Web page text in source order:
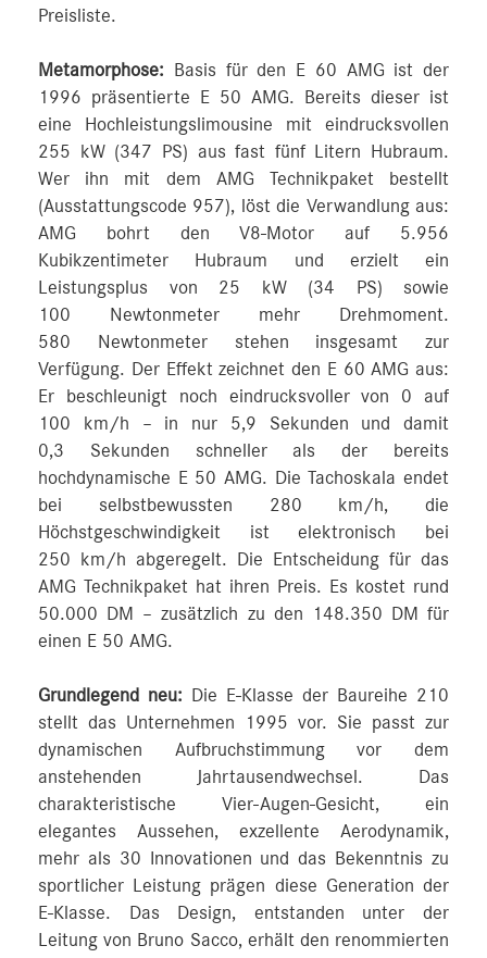
Preisliste.
Metamorphose: Basis für den E 60 AMG ist der
1996 präsentierte E 50 AMG. Bereits dieser ist
eine Hochleistungslimousine mit eindrucksvollen
255 kW (347 PS) aus fast fünf Litern Hubraum.
Wer ihn mit dem AMG Technikpaket bestellt
(Ausstattungscode 957), löst die Verwandlung aus:
AMG bohrt den V8-Motor auf 5.956
Kubikzentimeter Hubraum und erzielt ein
Leistungsplus von 25 kW (34 PS) sowie
100 Newtonmeter mehr Drehmoment.
580 Newtonmeter stehen insgesamt zur
Verfügung. Der Effekt zeichnet den E 60 AMG aus:
Er beschleunigt noch eindrucksvoller von 0 auf
100 km/h – in nur 5,9 Sekunden und damit
0,3 Sekunden schneller als der bereits
hochdynamische E 50 AMG. Die Tachoskala endet
bei selbstbewussten 280 km/h, die
Höchstgeschwindigkeit ist elektronisch bei
250 km/h abgeregelt. Die Entscheidung für das
AMG Technikpaket hat ihren Preis. Es kostet rund
50.000 DM – zusätzlich zu den 148.350 DM für
einen E 50 AMG.
Grundlegend neu: Die E-Klasse der Baureihe 210
stellt das Unternehmen 1995 vor. Sie passt zur
dynamischen Aufbruchstimmung vor dem
anstehenden Jahrtausendwechsel. Das
charakteristische Vier-Augen-Gesicht, ein
elegantes Aussehen, exzellente Aerodynamik,
mehr als 30 Innovationen und das Bekenntnis zu
sportlicher Leistung prägen diese Generation der
E-Klasse. Das Design, entstanden unter der
Leitung von Bruno Sacco, erhält den renommierten